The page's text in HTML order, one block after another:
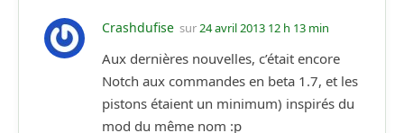
Crashdufise sur24 avril 2013 12 h 13 min
Aux dernières nouvelles, c’était encore
Notch aux commandes en beta 1.7, et les
pistons étaient un minimum) inspirés du
mod du même nom :p